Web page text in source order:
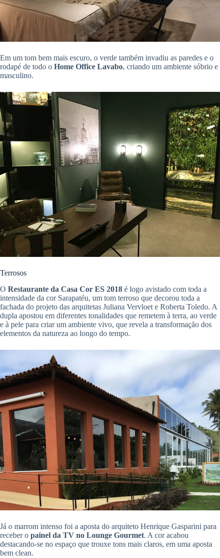
Em um tom bem mais escuro, o verde também invadiu as paredes e o
rodapé de todo o Home Office Lavabo, criando um ambiente sóbrio e
masculino.
Terrosos
O Restaurante da Casa Cor ES 2018 é logo avistado com toda a
intensidade da cor Sarapatéu, um tom terroso que decorou toda a
fachada do projeto das arquitetas Juliana Vervloet e Roberta Toledo. A
dupla apostou em diferentes tonalidades que remetem à terra, ao verde
e à pele para criar um ambiente vivo, que revela a transformação dos
elementos da natureza ao longo do tempo.
Já o marrom intenso foi a aposta do arquiteto Henrique Gasparini para
receber o painel da TV no Lounge Gourmet. A cor acabou
destacando-se no espaço que trouxe tons mais claros, em uma aposta
bem clean.